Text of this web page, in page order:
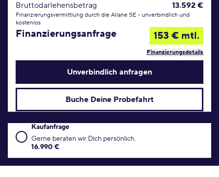
Bruttodarlehensbetrag
13.592 €
Finanzierungsvermittlung durch die Allane SE - unverbindlich und
kostenlos
Finanzierungsanfrage 153 € mtl.
Finanzierungsdetails
Unverbindlich anfragen
Buche Deine Probefahrt
Kaufanfrage Konditionen
Kaufanfrage
Gerne beraten wir Dich persönlich.
16.990 €